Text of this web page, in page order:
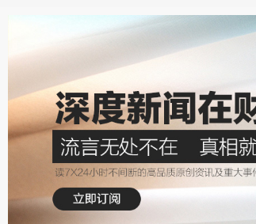
交车是20分钟才有一班。这些场景，
度、重量可以降低，但生活便利性不能过
对于公众质疑不能带孩子的问题，
题。但真实的需求是要接两个孩子：先
坐两个，或者小的坐前面的附加座位
带人，一个都不准带，也不准安装附加
会花更多时间，更关键的是，放学时间